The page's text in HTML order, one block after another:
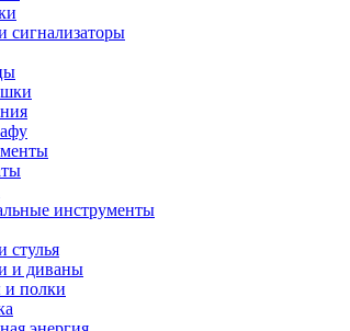
сигнализаторы
инструменты
стулья
и диваны
полки